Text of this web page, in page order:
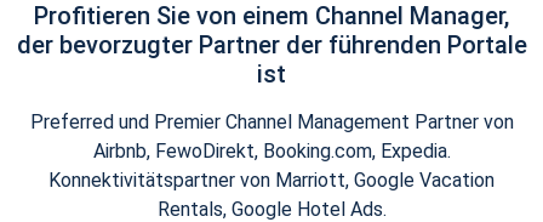
Profitieren Sie von einem Channel Manager,
der bevorzugter Partner der führenden Portale
ist
Preferred und Premier Channel Management Partner von
Airbnb, FewoDirekt, Booking.com, Expedia.
Konnektivitätspartner von Marriott, Google Vacation
Rentals, Google Hotel Ads.